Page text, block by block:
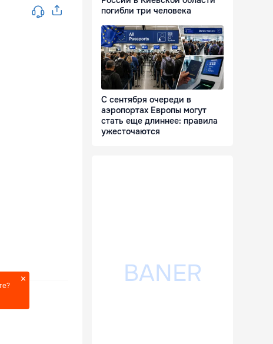
погибли три человека
С сентября очереди в
аэропортах Европы могут
стать еще длиннее: правила
ужесточаются